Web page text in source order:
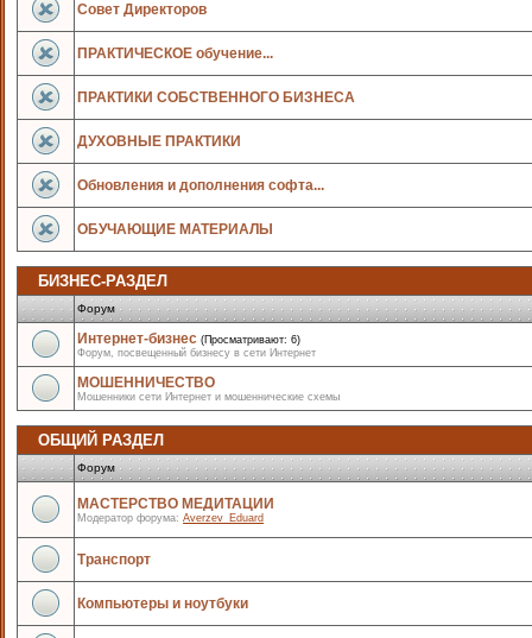
Совет Директоров
ПРАКТИЧЕСКОЕ обучение...
ПРАКТИКИ СОБСТВЕННОГО БИЗНЕСА
ДУХОВНЫЕ ПРАКТИКИ
Обновления и дополнения софта...
ОБУЧАЮЩИЕ МАТЕРИАЛЫ
БИЗНЕС-РАЗДЕЛ
Форум
Интернет-бизнес (Просматривают: 6)
Форум, посвещенный бизнесу в сети Интернет
МОШЕННИЧЕСТВО
Мошенники сети Интернет и мошеннические схемы
ОБЩИЙ РАЗДЕЛ
Форум
МАСТЕРСТВО МЕДИТАЦИИ
Модератор форума: Averzev_Eduard
Транспорт
Компьютеры и ноутбуки